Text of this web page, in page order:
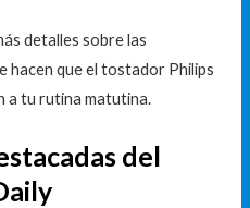
detalles sobre las
hacen que el tostador Philips
a tu rutina matutina.
del